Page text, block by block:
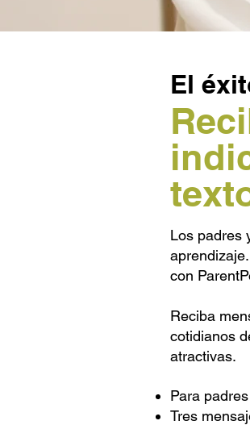
El
Los padres
con
Reciba
cotidianos
atractivas.
Para
Tres